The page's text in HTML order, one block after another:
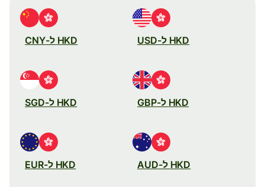
HKD ל-USD HKD ל-CNY
HKD ל-GBP HKD ל-SGD
HKD ל-AUD HKD ל-EUR